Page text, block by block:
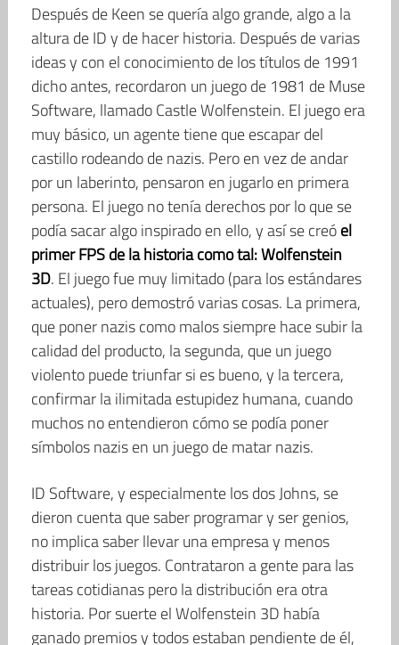
Después de Keen se quería algo grande, algo a la
altura de ID y de hacer historia. Después de varias
ideas y con el conocimiento de los títulos de 1991
dicho antes, recordaron un juego de 1981 de Muse
Software, llamado Castle Wolfenstein. El juego era
muy básico, un agente tiene que escapar del
castillo rodeando de nazis. Pero en vez de andar
por un laberinto, pensaron en jugarlo en primera
persona. El juego no tenía derechos por lo que se
podía sacar algo inspirado en ello, y así se creóel
primer FPS de la historia como tal: Wolfenstein
3D. El juego fue muy limitado (para los estándares
actuales), pero demostró varias cosas. La primera,
que poner nazis como malos siempre hace subir la
calidad del producto, la segunda, que un juego
violento puede triunfar si es bueno, y la tercera,
confirmar la ilimitada estupidez humana, cuando
muchos no entendieron cómo se podía poner
símbolos nazis en un juego de matar nazis.
ID Software, y especialmente los dos Johns, se
dieron cuenta que saber programar y ser genios,
no implica saber llevar una empresa y menos
distribuir los juegos. Contrataron a gente para las
tareas cotidianas pero la distribución era otra
historia. Por suerte el Wolfenstein 3D había
ganado premios y todos estaban pendiente de él,